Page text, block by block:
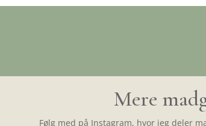
Mere
Følg med på Instagram, hvor jeg deler